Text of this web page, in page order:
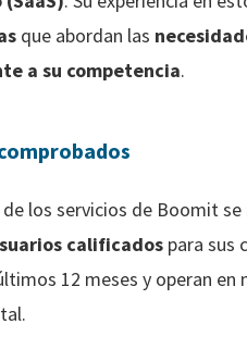
que abordan las
a su competencia.
los servicios de Boomit se
calificados para sus
12 meses y operan en